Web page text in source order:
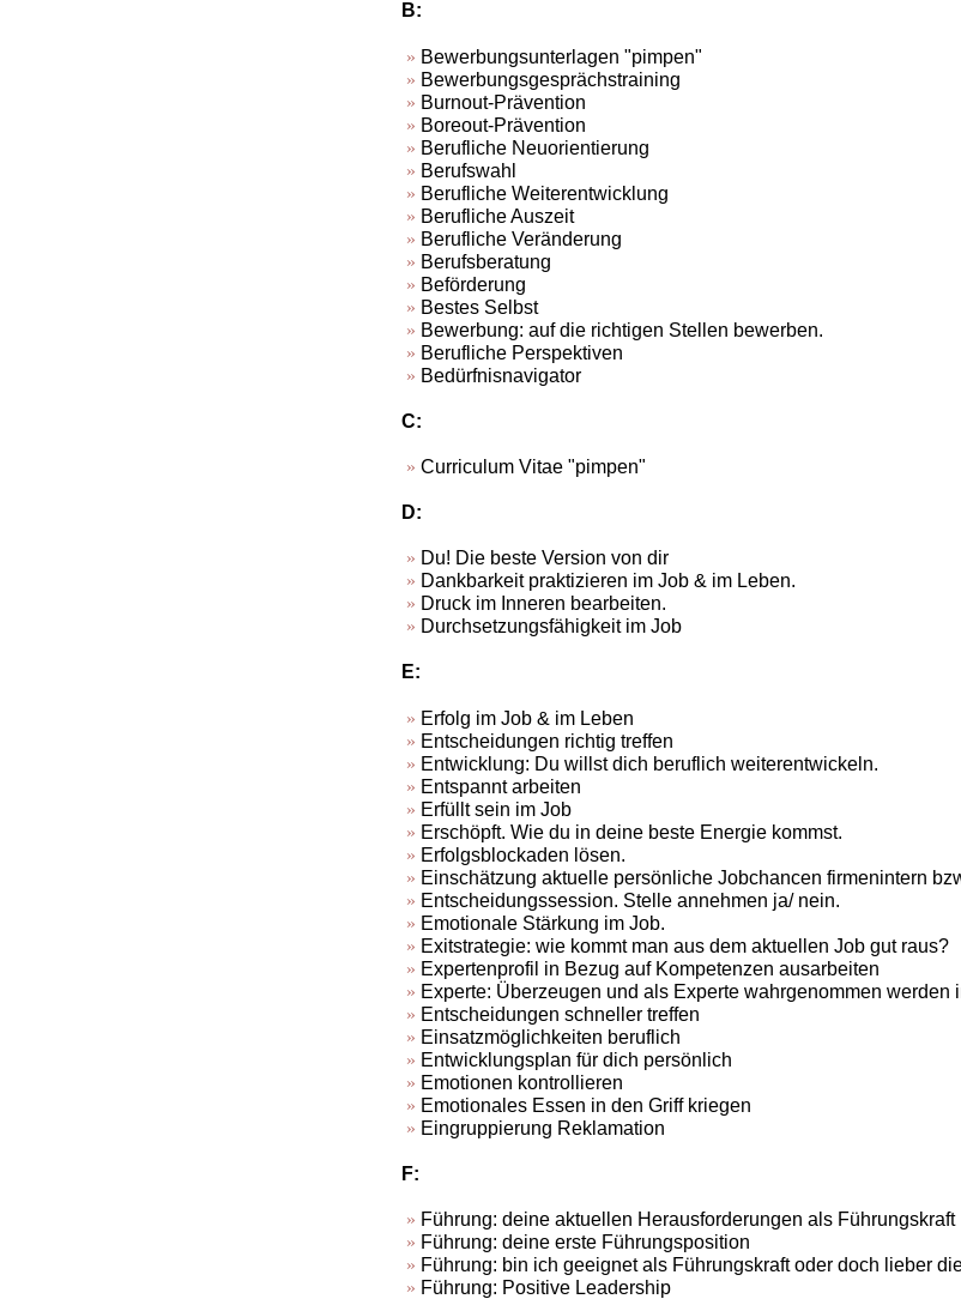
B:
Bewerbungsunterlagen "pimpen"
Bewerbungsgesprächstraining
Burnout-Prävention
Boreout-Prävention
Berufliche Neuorientierung
Berufswahl
Berufliche Weiterentwicklung
Berufliche Auszeit
Berufliche Veränderung
Berufsberatung
Beförderung
Bestes Selbst
Bewerbung: auf die richtigen Stellen bewerben.
Berufliche Perspektiven
Bedürfnisnavigator
C:
Curriculum Vitae "pimpen"
D:
Du! Die beste Version von dir
Dankbarkeit praktizieren im Job & im Leben.
Druck im Inneren bearbeiten.
Durchsetzungsfähigkeit im Job
E:
Erfolg im Job & im Leben
Entscheidungen richtig treffen
Entwicklung: Du willst dich beruflich weiterentwickeln.
Entspannt arbeiten
Erfüllt sein im Job
Erschöpft. Wie du in deine beste Energie kommst.
Erfolgsblockaden lösen.
Einschätzung aktuelle persönliche Jobchancen firmenintern
Entscheidungssession. Stelle annehmen ja/ nein.
Emotionale Stärkung im Job.
Exitstrategie: wie kommt man aus dem aktuellen Job gut raus?
Expertenprofil in Bezug auf Kompetenzen ausarbeiten
Experte: Überzeugen und als Experte wahrgenommen werden
Entscheidungen schneller treffen
Einsatzmöglichkeiten beruflich
Entwicklungsplan für dich persönlich
Emotionen kontrollieren
Emotionales Essen in den Griff kriegen
Eingruppierung Reklamation
F:
Führung: deine aktuellen Herausforderungen als Führungskraft
Führung: deine erste Führungsposition
Führung: bin ich geeignet als Führungskraft oder doch lieber
Führung: Positive Leadership